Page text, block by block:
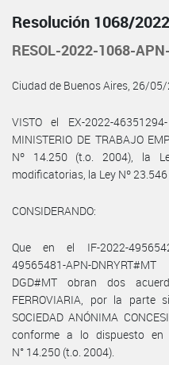
Resolución 1068/2022
RESOL-2022-1068-
Ciudad de Buenos Aires, 26/
VISTO el EX-2022-
MINISTERIO DE TRABAJO
Nº 14.250 (t.o. 2004), la
modificatorias, la Ley Nº
CONSIDERANDO:
Que en el IF-2022-
49565481-APN-
DGD#MT obran dos
FERROVIARIA, por la parte
SOCIEDAD ANÓNIMA
conforme a lo dispuesto en
N° 14.250 (t.o. 2004).